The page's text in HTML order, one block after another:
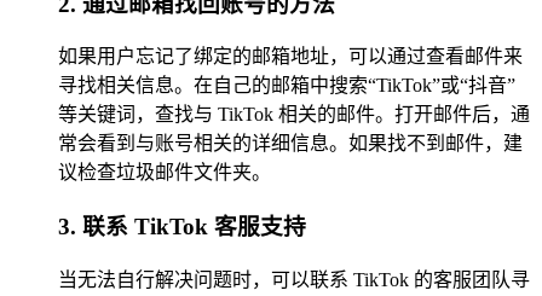
如果用户忘记了绑定的邮箱地址，可以通过查看邮件来
寻找相关信息。在自己的邮箱中搜索“TikTok”或“抖音”
等关键词，查找与 TikTok 相关的邮件。打开邮件后，通
常会看到与账号相关的详细信息。如果找不到邮件，建
议检查垃圾邮件文件夹。
3. 联系 TikTok 客服支持
当无法自行解决问题时，可以联系 TikTok 的客服团队寻